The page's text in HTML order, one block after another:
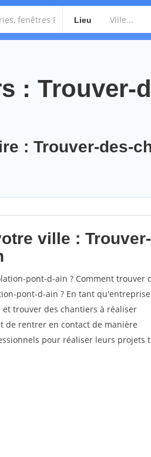
Lieu
: Trouver-
: Trouver-des-
ville :
pont-d-ain ? Comment trouver
pont-d-ain ? En tant
trouver des chantiers à réaliser
de rentrer en contact de manière
pour réaliser leurs projets